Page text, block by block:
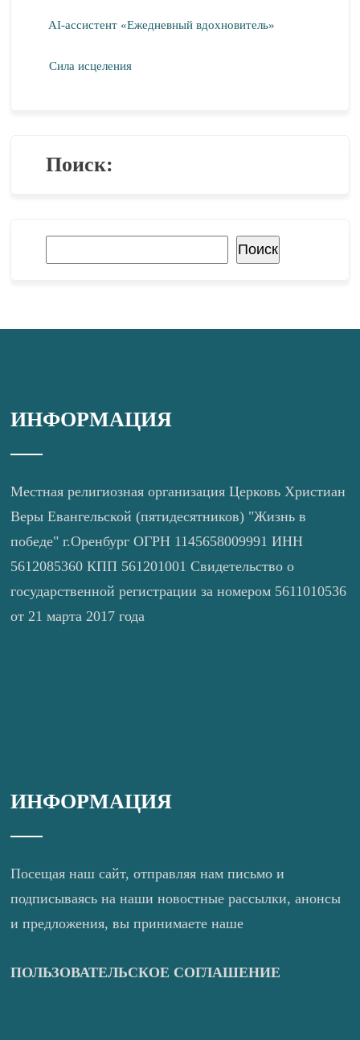
AI-ассистент «Ежедневный вдохновитель»
Сила исцеления
Поиск:
Поиск
ИНФОРМАЦИЯ
Местная религиозная организация Церковь Христиан
Веры Евангельской (пятидесятников) "Жизнь в
победе" г.Оренбург ОГРН 1145658009991 ИНН
5612085360 КПП 561201001 Свидетельство о
государственной регистрации за номером 5611010536
от 21 марта 2017 года
ИНФОРМАЦИЯ
Посещая наш сайт, отправляя нам письмо и
подписываясь на наши новостные рассылки, анонсы
и предложения, вы принимаете наше
ПОЛЬЗОВАТЕЛЬСКОЕ СОГЛАШЕНИЕ